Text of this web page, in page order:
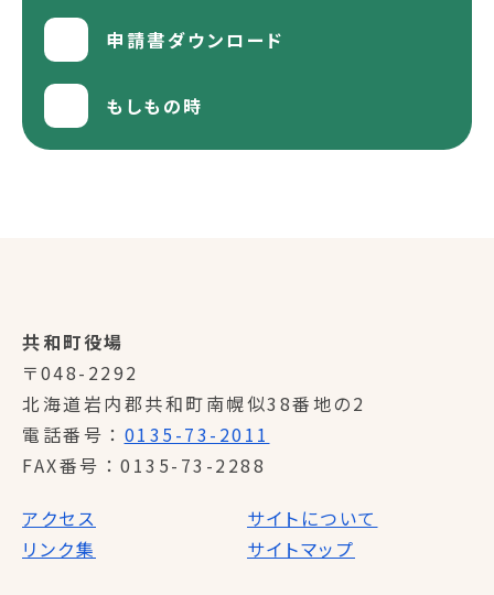
申請書ダウンロード
もしもの時
共和町役場
〒048-2292
北海道岩内郡共和町南幌似38番地の2
電話番号
0135-73-2011
FAX番号
0135-73-2288
アクセス
サイトについて
リンク集
サイトマップ